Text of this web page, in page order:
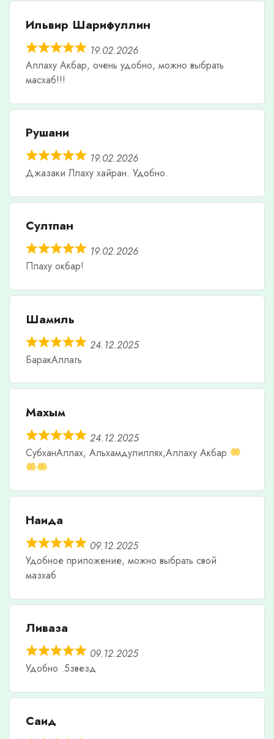
Ильвир Шарифуллин
19.02.2026
Аллаху Акбар, очень удобно, можно выбрать
масхаб!!!
Рушани
19.02.2026
Джазаки Ллаху хайран. Удобно.
Султпан
19.02.2026
Плаху окбар!
Шамиль
24.12.2025
БаракАллагь
Махым
24.12.2025
СубханАллах, Альхамдулиллях,Аллаху Акбар
Наида
09.12.2025
Удобное приложение, можно выбрать свой
мазхаб
Ливаза
09.12.2025
Удобно .5звезд
Саид